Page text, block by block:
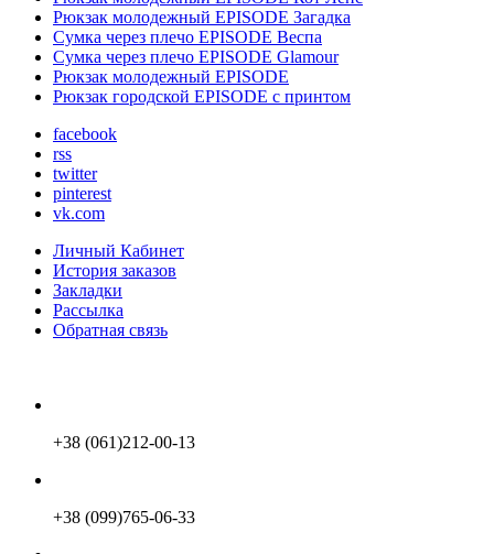
Рюкзак молодежный EPISODE Загадка
Сумка через плечо EPISODE Веспа
Сумка через плечо EPISODE Glamour
Рюкзак молодежный EPISODE
Рюкзак городской EPISODE с принтом
facebook
rss
twitter
pinterest
vk.com
Личный Кабинет
История заказов
Закладки
Рассылка
Обратная связь
+38 (061)212-00-13
+38 (099)765-06-33